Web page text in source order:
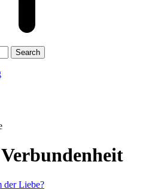
Verbundenheit